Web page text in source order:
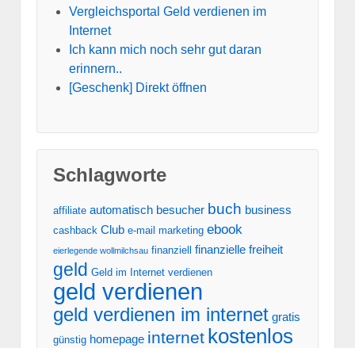
Vergleichsportal Geld verdienen im
Internet
Ich kann mich noch sehr gut daran
erinnern..
[Geschenk] Direkt öffnen
Schlagworte
affiliate automatisch besucher buch business
cashback Club e-mail marketing ebook
eierlegende wollmilchsau finanziell finanzielle freiheit
geld Geld im Internet verdienen
geld verdienen
geld verdienen im internet gratis
günstig homepage internet kostenlos